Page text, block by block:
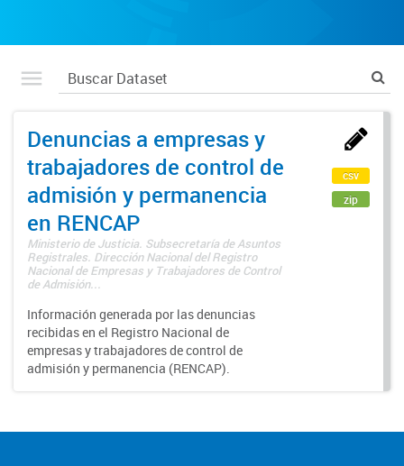
Denuncias a empresas y
trabajadores de control de
admisión y permanencia
en RENCAP
Ministerio de Justicia. Subsecretaría de Asuntos
Registrales. Dirección Nacional del Registro
Nacional de Empresas y Trabajadores de Control
de Admisión...
Información generada por las denuncias
recibidas en el Registro Nacional de
empresas y trabajadores de control de
admisión y permanencia (RENCAP).
csv
zip